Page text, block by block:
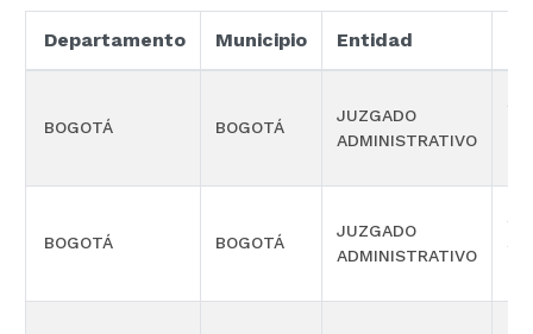
Departamento Municipio Entidad
BOGOTÁ BOGOTÁ
JUZGADO
ADMINISTRATIVO
BOGOTÁ BOGOTÁ
JUZGADO
ADMINISTRATIVO